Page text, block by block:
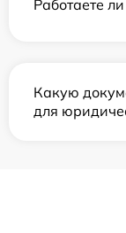
Работаете
Какую
для